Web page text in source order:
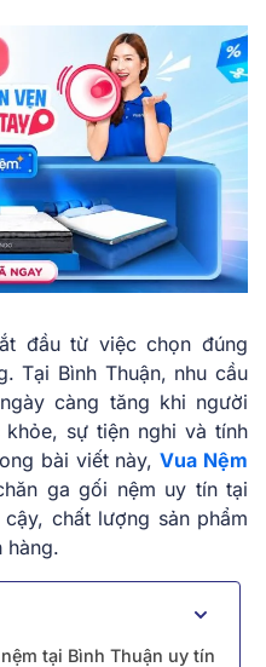
đầu từ việc chọn đúng
Tại Bình Thuận, nhu cầu
càng tăng khi người
sự tiện nghi và tính
bài viết này,Vua Nệm
ga gối nệm uy tín tại
chất lượng sản phẩm
hàng.
tại Bình Thuận uy tín